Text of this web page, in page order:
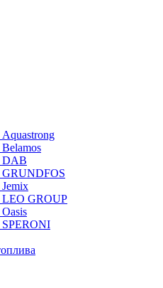
DAB
LEO GROUP